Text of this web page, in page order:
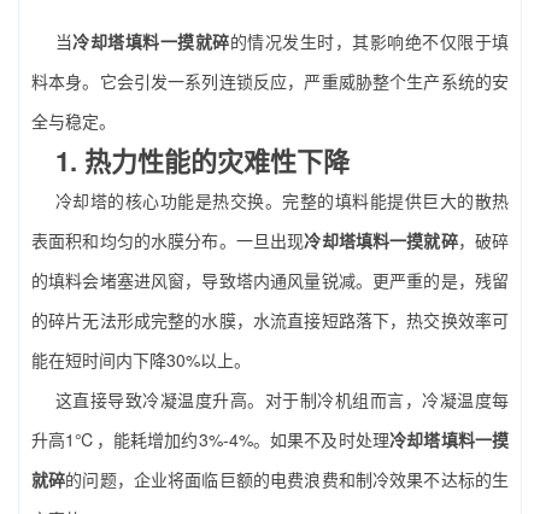
当冷却塔填料一摸就碎的情况发生时，其影响绝不仅限于填
料本身。它会引发一系列连锁反应，严重威胁整个生产系统的安
全与稳定。
1. 热力性能的灾难性下降
冷却塔的核心功能是热交换。完整的填料能提供巨大的散热
表面积和均匀的水膜分布。一旦出现冷却塔填料一摸就碎，破碎
的填料会堵塞进风窗，导致塔内通风量锐减。更严重的是，残留
的碎片无法形成完整的水膜，水流直接短路落下，热交换效率可
能在短时间内下降30%以上。
这直接导致冷凝温度升高。对于制冷机组而言，冷凝温度每
升高1℃，能耗增加约3%-4%。如果不及时处理冷却塔填料一摸
就碎的问题，企业将面临巨额的电费浪费和制冷效果不达标的生